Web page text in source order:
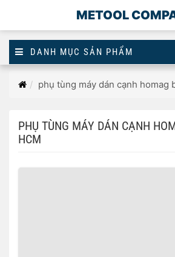
METOOL
DANH MỤC SẢN PHẨM
Trangphụ tùng máy dán cạnh homag
PHỤ TÙNG MÁY DÁN CẠNH
HCM